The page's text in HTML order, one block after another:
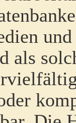
als